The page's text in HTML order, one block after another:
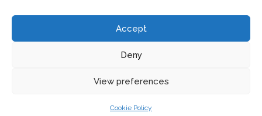
Accept
Deny
View preferences
Cookie Policy
laten makendoor Chuck's